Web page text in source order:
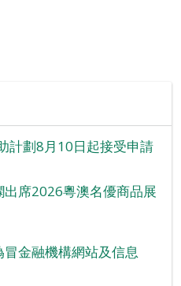
計劃8月10日起接受申請
席2026粵澳名優商品展
金融機構網站及信息